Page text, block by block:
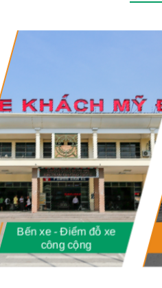
Bến xe - Điểm đỗ xe
công cộng